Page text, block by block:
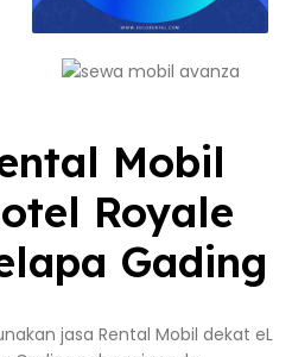
Mobil
Royale
Gading
jasa Rental Mobil dekat eL